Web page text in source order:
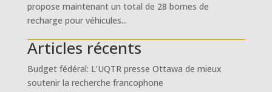
propose maintenant un total de 28 bornes de
recharge pour véhicules...
Articles récents
Budget fédéral: L’UQTR presse Ottawa de mieux
soutenir la recherche francophone